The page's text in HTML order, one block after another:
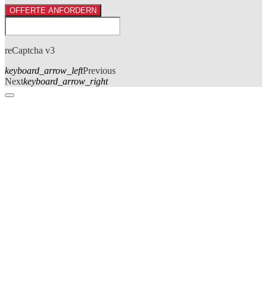
OFFERTE ANFORDERN
reCaptcha v3
keyboard_arrow_leftPrevious
Nextkeyboard_arrow_right